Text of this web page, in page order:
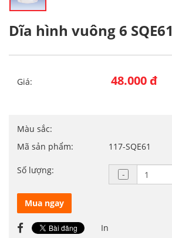
Dĩa hình vuông 6 SQE61
Giá: 48.000 đ
Màu sắc:
Mã sản phẩm:
117-SQE61
Số lượng:
Mua ngay
In